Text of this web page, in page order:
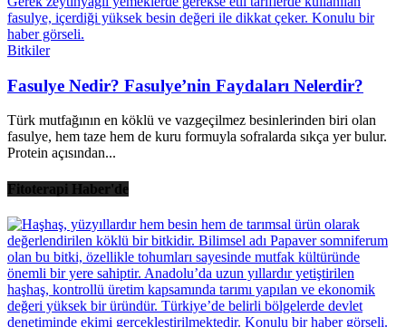
Bitkiler
Fasulye Nedir? Fasulye’nin Faydaları Nelerdir?
Türk mutfağının en köklü ve vazgeçilmez besinlerinden biri olan
fasulye, hem taze hem de kuru formuyla sofralarda sıkça yer bulur.
Protein açısından...
Fitoterapi Haber'de